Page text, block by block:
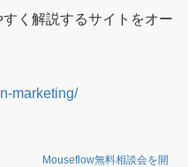
く解説するサイトをオー
marketing/
Mouseflow無料相談会を開